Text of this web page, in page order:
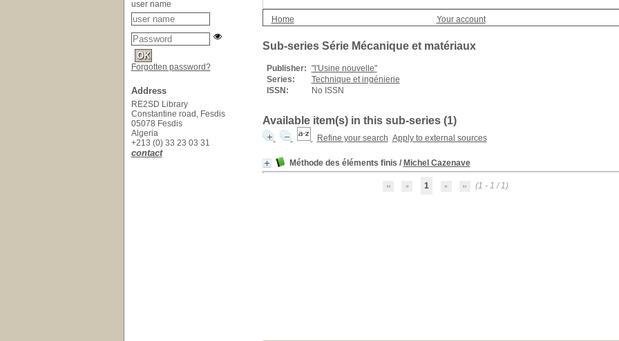
Home Your account
Sub-series Série Mécanique et matériaux
Publisher: "l'Usine nouvelle"
Series:
Technique et ingénierie
ISSN:
No ISSN
Available item(s) in this sub-series (1)
Refine your search Apply to external sources
Méthode des éléments finis / Michel Cazenave
1 (1 - 1 / 1)
user name
Forgotten password?
Address
RE2SD Library
Constantine road, Fesdis
05078 Fesdis
Algeria
+213 (0) 33 23 03 31
contact